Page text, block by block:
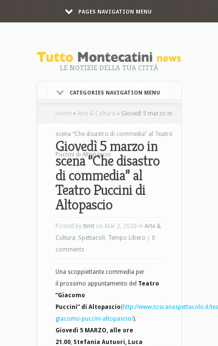
PAGES NAVIGATION MENU
LE NOTIZIE DELLA TUA CITTÀ
CATEGORIES NAVIGATION MENU
Home » Arte & Cultura » Giovedì 5 marzo in
scena “Che disastro di commedia” al Teatro
Puccini di Altopascio
Giovedì 5 marzo in
scena “Che disastro
di commedia” al
Teatro Puccini di
Altopascio
Posted by ttmt on Mar 2, 2020 in Arte &
Cultura, Spettacoli, Tempo Libero
0
comments
Una scoppiettante commedia per
il prossimo appuntamento del Teatro
“Giacomo
Puccini” di Altopascio(http://www.toscanaspettacolo.it/
giacomo-puccini-altopascio/).
Giovedì 5 MARZO, alle ore
21.00, Stefania Autuori, Luca